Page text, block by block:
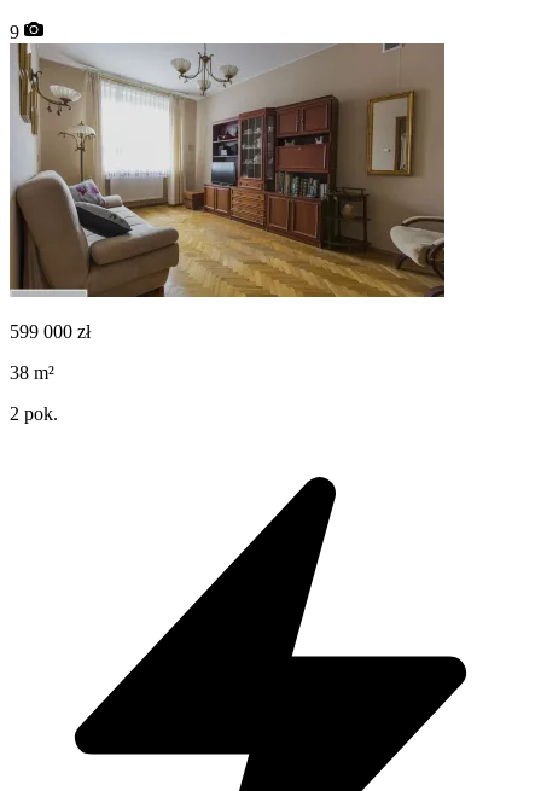
9
599 000 zł
38 m²
2 pok.